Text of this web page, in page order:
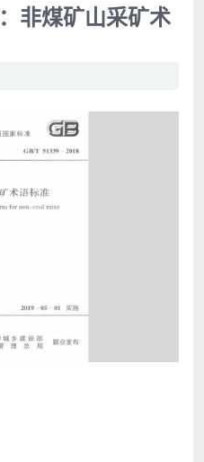
非煤矿山采矿术